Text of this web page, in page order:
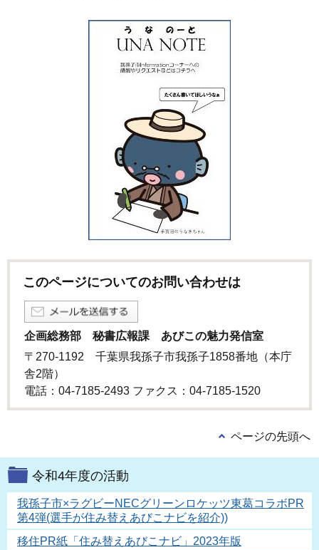
このページについてのお問い合わせは
企画総務部 秘書広報課 あびこの魅力発信室
〒270-1192 千葉県我孫子市我孫子1858番地（本庁
舎2階）
電話：04-7185-2493 ファクス：04-7185‐1520
ページの先頭へ
令和4年度の活動
我孫子市×ラグビーNECグリーンロケッツ東葛コラボPR
第4弾(選手が住み替えあびこナビを紹介))
移住PR紙「住み替えあびこナビ」2023年版